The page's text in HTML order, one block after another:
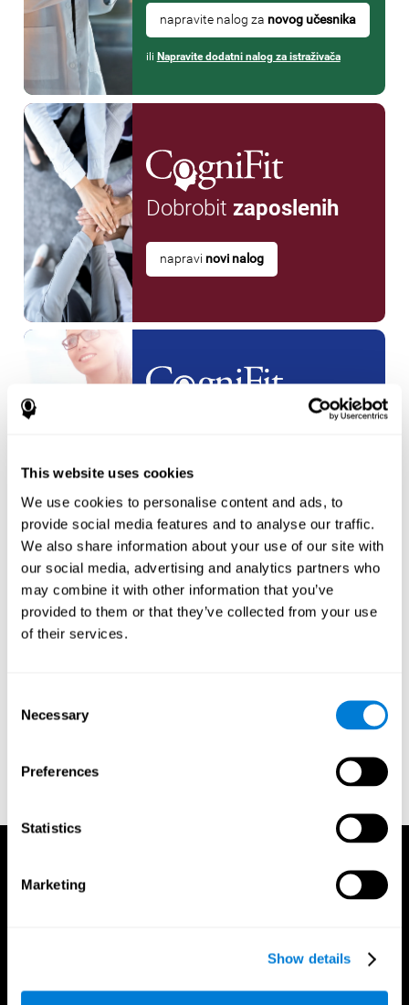
This website uses cookies
We use cookies to personalise content and ads, to
provide social media features and to analyse our traffic.
We also share information about your use of our site with
our social media, advertising and analytics partners who
may combine it with other information that you’ve
provided to them or that they’ve collected from your use
of their services.
Selection
Necessary
Preferences
Statistics
Marketing
Show details
napravite nalog za novog učesnika
ili Napravite dodatni nalog za istraživača
Dobrobit zaposlenih
napravi novi nalog
napravinovi nalog